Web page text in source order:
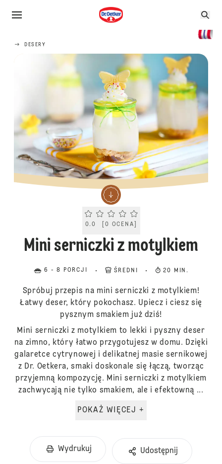
DESERY
Current rating 0.0. Click to rate.
0.0 0 OCENA
Mini serniczki z motylkiem
6 - 8 PORCJI ŚREDNI 20 MIN.
Spróbuj przepis na mini serniczki z motylkiem!
Łatwy deser, który pokochasz. Upiecz i ciesz się
pysznym smakiem już dziś!
Mini serniczki z motylkiem to lekki i pyszny deser
na zimno, który łatwo przygotujesz w domu. Dzięki
galaretce cytrynowej i delikatnej masie sernikowej
z Dr. Oetkera, smaki doskonale się łączą, tworząc
przyjemną kompozycję. Mini serniczki z motylkiem
zachwycają nie tylko smakiem, ale i efektowną ...
POKAŻ WIĘCEJ +
Wydrukuj Udostępnij